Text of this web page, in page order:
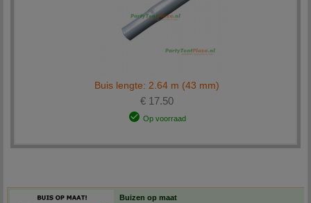
Buis lengte: 2.64 m (43 mm)
€ 17.50
Op voorraad
Buizen op maat